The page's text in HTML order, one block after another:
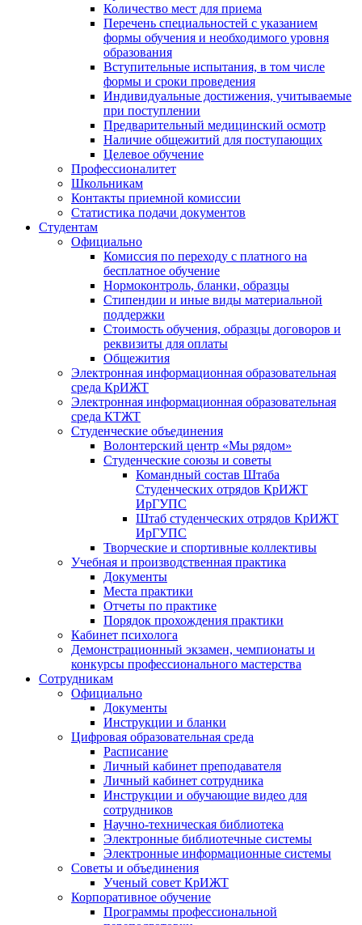
Количество мест для приема
Перечень специальностей с указанием
формы обучения и необходимого уровня
образования
Вступительные испытания, в том числе
формы и сроки проведения
Индивидуальные достижения, учитываемые
при поступлении
Предварительный медицинский осмотр
Наличие общежитий для поступающих
Целевое обучение
Профессионалитет
Школьникам
Контакты приемной комиссии
Статистика подачи документов
Студентам
Официально
Комиссия по переходу с платного на
бесплатное обучение
Нормоконтроль, бланки, образцы
Стипендии и иные виды материальной
поддержки
Стоимость обучения, образцы договоров и
реквизиты для оплаты
Общежития
Электронная информационная образовательная
среда КрИЖТ
Электронная информационная образовательная
среда КТЖТ
Студенческие объединения
Волонтерский центр «Мы рядом»
Студенческие союзы и советы
Командный состав Штаба
Студенческих отрядов КрИЖТ
ИрГУПС
Штаб студенческих отрядов КрИЖТ
ИрГУПС
Творческие и спортивные коллективы
Учебная и производственная практика
Документы
Места практики
Отчеты по практике
Порядок прохождения практики
Кабинет психолога
Демонстрационный экзамен, чемпионаты и
конкурсы профессионального мастерства
Сотрудникам
Официально
Документы
Инструкции и бланки
Цифровая образовательная среда
Расписание
Личный кабинет преподавателя
Личный кабинет сотрудника
Инструкции и обучающие видео для
сотрудников
Научно-техническая библиотека
Электронные библиотечные системы
Электронные информационные системы
Советы и объединения
Ученый совет КрИЖТ
Корпоративное обучение
Программы профессиональной